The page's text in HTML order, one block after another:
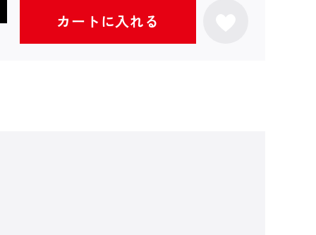
カートに入れる